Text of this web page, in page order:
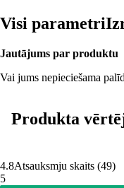
Visi parametri
Jautājums par produktu
Vai jums nepieciešama
Produkta
4.8Atsauksmju skaits (49)
5